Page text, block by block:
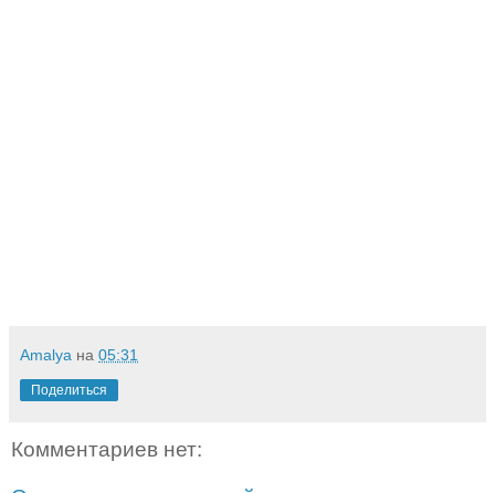
Amalya на 05:31
Поделиться
Комментариев нет: